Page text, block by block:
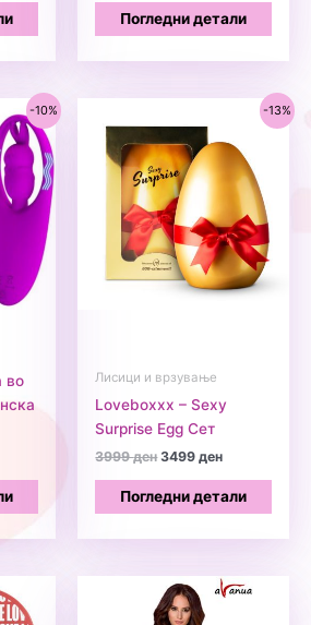
Погледни детали
-10%
во
-13%
Лисици и врзување
Loveboxxx – Sexy
Surprise Egg Сет
3999денOriginal
was:
3999 ден.
3499денCurrent
is:
Погледни детали